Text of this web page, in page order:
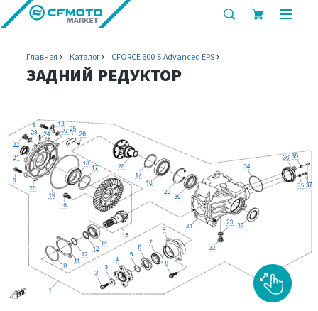
показать
Главная Каталог CFORCE 600 S Advanced EPS
ЗАДНИЙ РЕДУКТОР